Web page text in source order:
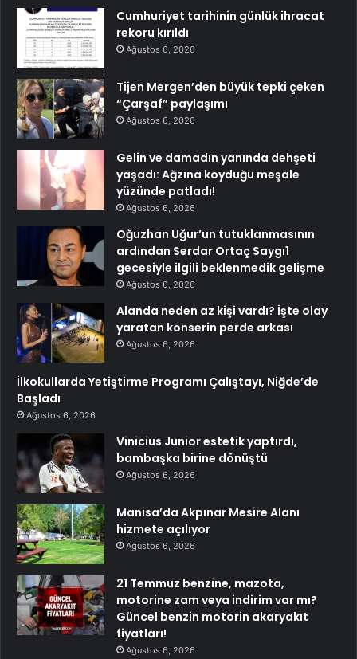
Cumhuriyet tarihinin günlük ihracat
rekoru kırıldı
Ağustos 6, 2026
Tijen Mergen’den büyük tepki çeken
“Çarşaf” paylaşımı
Ağustos 6, 2026
Gelin ve damadın yanında dehşeti
yaşadı: Ağzına koyduğu meşale
yüzünde patladı!
Ağustos 6, 2026
Oğuzhan Uğur’un tutuklanmasının
ardından Serdar Ortaç Saygı1
gecesiyle ilgili beklenmedik gelişme
Ağustos 6, 2026
Alanda neden az kişi vardı? İşte olay
yaratan konserin perde arkası
Ağustos 6, 2026
İlkokullarda Yetiştirme Programı Çalıştayı, Niğde’de
Başladı
Ağustos 6, 2026
Vinicius Junior estetik yaptırdı,
bambaşka birine dönüştü
Ağustos 6, 2026
Manisa’da Akpınar Mesire Alanı
hizmete açılıyor
Ağustos 6, 2026
21 Temmuz benzine, mazota,
motorine zam veya indirim var mı?
Güncel benzin motorin akaryakıt
fiyatları!
Ağustos 6, 2026